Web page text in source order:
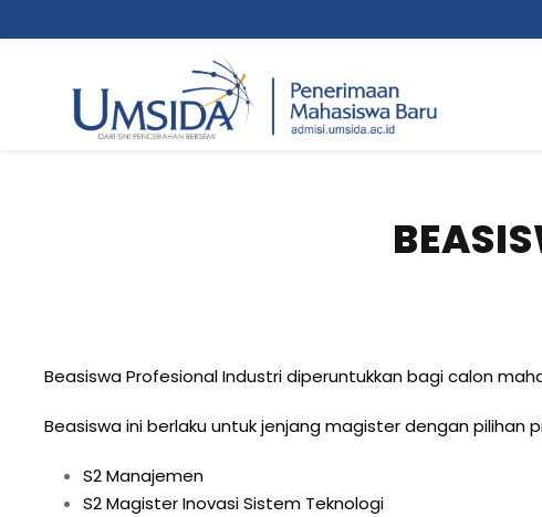
Beasiswa Profesional Industri diperuntukkan bagi calon
Beasiswa ini berlaku untuk jenjang magister dengan pilihan
S2 Manajemen
S2 Magister Inovasi Sistem Teknologi